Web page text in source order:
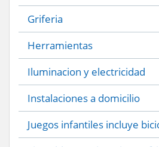
Griferia
Herramientas
Iluminacion y electricidad
Instalaciones a domicilio
Juegos infantiles incluye